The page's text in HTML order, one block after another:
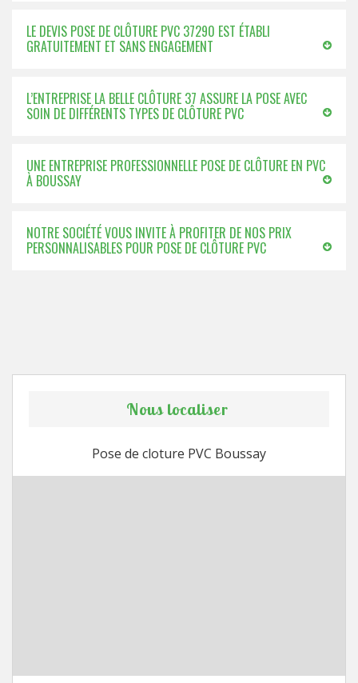
LE DEVIS POSE DE CLÔTURE PVC 37290 EST ÉTABLI
GRATUITEMENT ET SANS ENGAGEMENT
L’ENTREPRISE LA BELLE CLÔTURE 37 ASSURE LA POSE AVEC
SOIN DE DIFFÉRENTS TYPES DE CLÔTURE PVC
UNE ENTREPRISE PROFESSIONNELLE POSE DE CLÔTURE EN PVC
À BOUSSAY
NOTRE SOCIÉTÉ VOUS INVITE À PROFITER DE NOS PRIX
PERSONNALISABLES POUR POSE DE CLÔTURE PVC
Nous localiser
Pose de cloture PVC Boussay